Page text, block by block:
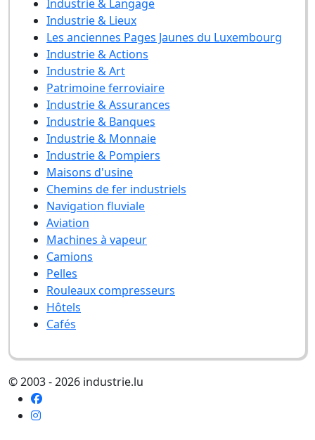
Industrie & Langage
Industrie & Lieux
Les anciennes Pages Jaunes du Luxembourg
Industrie & Actions
Industrie & Art
Patrimoine ferroviaire
Industrie & Assurances
Industrie & Banques
Industrie & Monnaie
Industrie & Pompiers
Maisons d'usine
Chemins de fer industriels
Navigation fluviale
Aviation
Machines à vapeur
Camions
Pelles
Rouleaux compresseurs
Hôtels
Cafés
© 2003 - 2026 industrie.lu